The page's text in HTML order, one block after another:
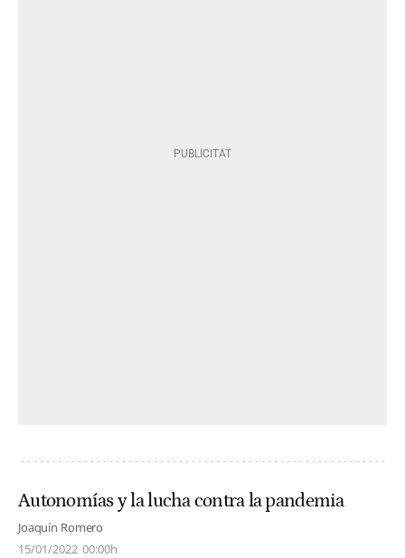
Autonomías y la lucha contra la pandemia
Joaquín Romero
15/01/2022 00:00h